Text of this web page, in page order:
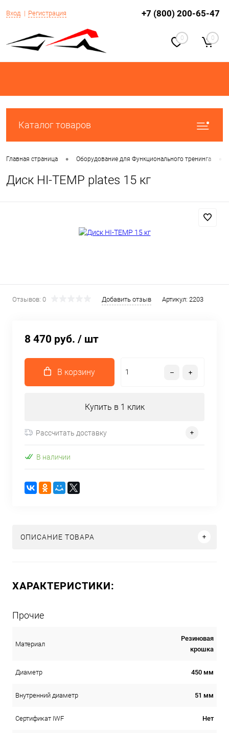
Вход Регистрация +7 (800) 200-65-47
0 0
Каталог товаров
Главная страница • Оборудование для Функционального тренинга
Диск HI-TEMP plates 15 кг
Отзывов: 0 Добавить отзыв Артикул: 2203
8 470 руб. / шт
В корзину
Купить в 1 клик
Рассчитать доставку
В наличии
ОПИСАНИЕ ТОВАРА
ХАРАКТЕРИСТИКИ:
Прочие
Материал
Резиновая
крошка
Диаметр 450 мм
Внутренний диаметр 51 мм
Сертификат IWF Нет